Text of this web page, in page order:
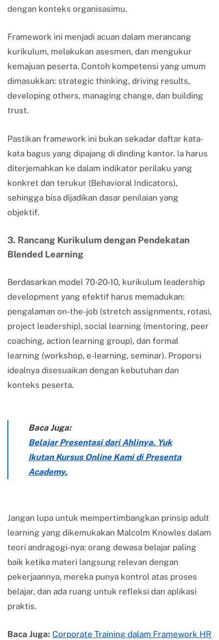
dengan konteks organisasimu.
Framework ini menjadi acuan dalam merancang
kurikulum, melakukan asesmen, dan mengukur
kemajuan peserta. Contoh kompetensi yang umum
dimasukkan: strategic thinking, driving results,
developing others, managing change, dan building
trust.
Pastikan framework ini bukan sekadar daftar kata-
kata bagus yang dipajang di dinding kantor. Ia harus
diterjemahkan ke dalam indikator perilaku yang
konkret dan terukur (Behavioral Indicators),
sehingga bisa dijadikan dasar penilaian yang
objektif.
3. Rancang Kurikulum dengan Pendekatan
Blended Learning
Berdasarkan model 70-20-10, kurikulum leadership
development yang efektif harus memadukan:
pengalaman on-the-job (stretch assignments, rotasi,
project leadership), social learning (mentoring, peer
coaching, action learning group), dan formal
learning (workshop, e-learning, seminar). Proporsi
idealnya disesuaikan dengan kebutuhan dan
konteks peserta.
Baca Juga:
Belajar Presentasi dari Ahlinya. Yuk
Ikutan Kursus Online Kami di Presenta
Academy.
Jangan lupa untuk mempertimbangkan prinsip adult
learning yang dikemukakan Malcolm Knowles dalam
teori andragogi-nya: orang dewasa belajar paling
baik ketika materi langsung relevan dengan
pekerjaannya, mereka punya kontrol atas proses
belajar, dan ada ruang untuk refleksi dan aplikasi
praktis.
Baca Juga: Corporate Training dalam Framework HR